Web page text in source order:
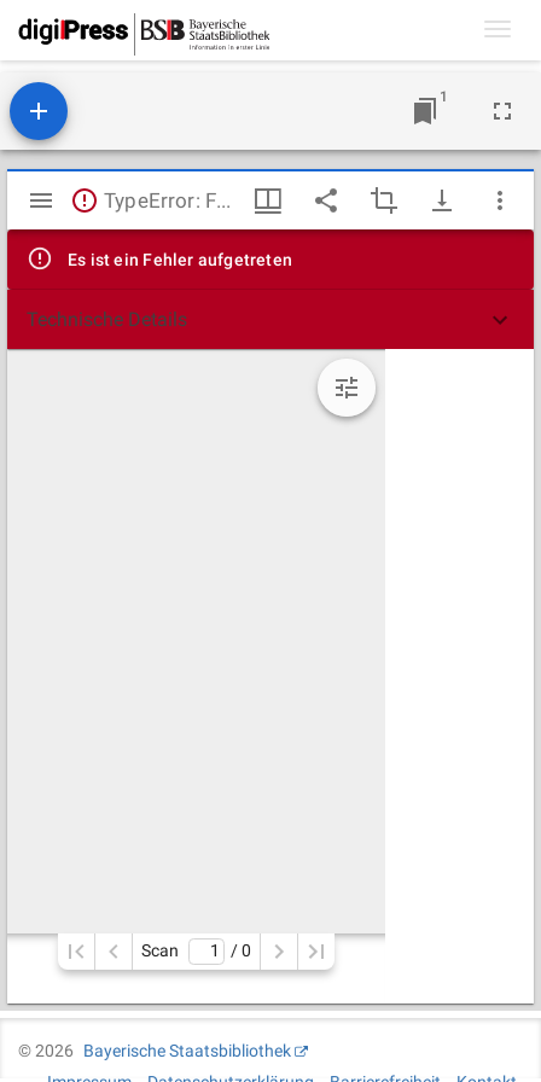
1
Mirador
Viewer
TypeError: Failed to fetch
Es ist ein Fehler aufgetreten
Technische Details
Scan / 0
©2026
Bayerische Staatsbibliothek